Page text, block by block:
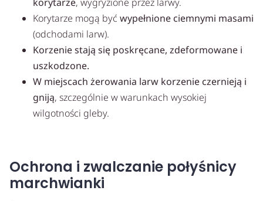
Korytarze mogą być wypełnione ciemnymi masami
(odchodami larw).
Korzenie stają się poskręcane, zdeformowane i
uszkodzone.
W miejscach żerowania larw korzenie czernieją i
gniją, szczególnie w warunkach wysokiej
wilgotności gleby.
Ochrona i zwalczanie połyśnicy
marchwianki